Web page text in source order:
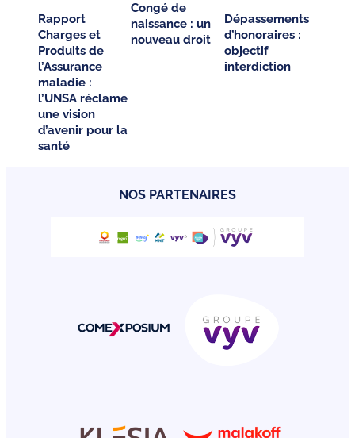
Rapport
Charges et
Produits de
l’Assurance
maladie :
l’UNSA réclame
une vision
d’avenir pour la
santé
Congé de
naissance : un
nouveau droit
Dépassements
d’honoraires :
objectif
interdiction
NOS PARTENAIRES